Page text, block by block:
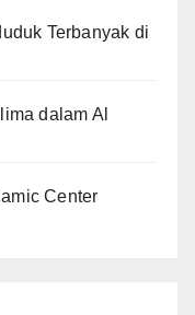
Terbanyak di
dalam Al
Center